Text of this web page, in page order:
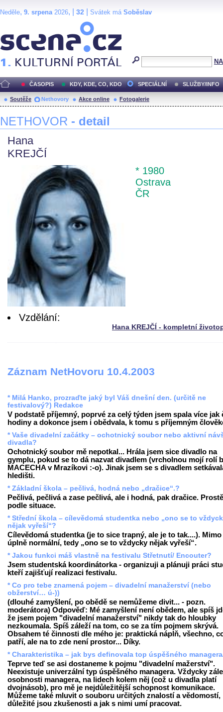
Neděle, 9. srpena2026, | 32 Svátek má Soběslav
ČASOPIS KDY, KDE, CO, KDO SPECIÁLNÍ SLUŽBY/INFO
Soutěže Nethovory Akce online Fotogalerie
NETHOVOR - detail
Hana
KREJČÍ
* 1980
Ostrava
ČR
Vzdělání:
Hana KREJČÍ - kompletní
Záznam NetHovoru 10.4.2003
* Milá Hanko, prozraďte jaký byl Váš dnešní den. (určitě ne
festivalový?) Redakce
V podstatě příjemný, poprvé za celý týden jsem spala více jak
hodiny a dokonce jsem i obědvala, k tomu s příjemným
* Vaše divadelní začátky – ochotnický soubor nebo aktivní
divadla?
Ochotnický soubor mě nepotkal... Hrála jsem sice divadlo na
gymplu, pokud se to dá nazvat divadlem (vrcholnou mojí rolí
MACECHA v Mrazíkovi :-o). Jinak jsem se s divadlem
hledišti.
* Základní škola – pečlivá, hodná nebo „dračice“.?
Pečlivá, pečlivá a zase pečlivá, ale i hodná, pak dračice. Prostě
podle situace.
* Střední škola – cílevědomá studentka nebo „ono se to
nějak vyřeší“?
Cílevědomá studentka (je to sice trapný, ale je to tak....).
úplně normální, tedy „ono se to vždycky nějak vyřeší“.
* Jakou funkci máš vlastně na festivalu Střetnutí/ Encouter?
Jsem studentská koordinátorka - organizuji a plánuji práci
kteří zajišťují realizaci festivalu.
* Co pro tebe znamená pojem – divadelní manažerství (nebo
obžerství… ú-))
(dlouhé zamyšlení, po obědě se nemůžeme divit... - pozn.
moderátora) Odpověď: Mé zamyšlení není obědem, ale spíš
že jsem pojem "divadelní manažerství" nikdy tak do hloubky
nezkoumala. Spíš záleží na tom, co se za tím pojmem skrývá.
Obsahem té činnosti dle mého je: praktická náplň, všechno,
patří, ale na to zde není prostor... Díky.
* Charakteristika – jak bys definovala top úspěšného
Teprve teď se asi dostaneme k pojmu "divadelní mažerství".
Neexistuje univerzální typ úspěšného managera. Vždycky
osobnosti managera, na lidech kolem něj (což u divadla platí
dvojnásob), pro mě je nejdůležitější schopnost komunikace.
Můžeme také mluvit o souboru určitých znalostí a vědomostí,
důležité jsou zkušenosti a jak s nimi umí pracovat.